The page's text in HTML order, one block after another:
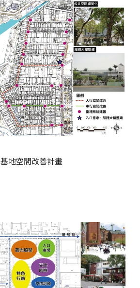
基地空間改善計畫